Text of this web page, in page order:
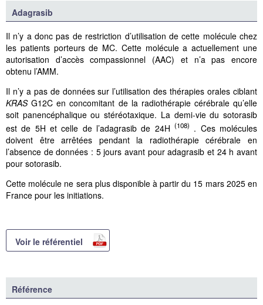
Adagrasib
Il n’y a donc pas de restriction d’utilisation de cette molécule chez
les patients porteurs de MC. Cette molécule a actuellement une
autorisation d’accès compassionnel (AAC) et n’a pas encore
obtenu l’AMM.
Il n’y a pas de données sur l’utilisation des thérapies orales ciblant
KRASG12C en concomitant de la radiothérapie cérébrale qu’elle
soit panencéphalique ou stéréotaxique. La demi-vie du sotorasib
est de 5H et celle de l’adagrasib de 24H (108) . Ces molécules
doivent être arrêtées pendant la radiothérapie cérébrale en
l’absence de données : 5 jours avant pour adagrasib et 24 h avant
pour sotorasib.
Cette molécule ne sera plus disponible à partir du 15 mars 2025 en
France pour les initiations.
Voir le référentiel
Référence